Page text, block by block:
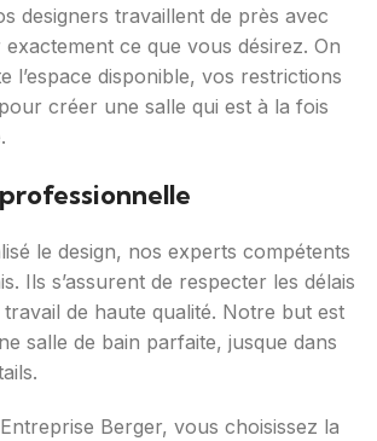
designers travaillent de près avec
ce que vous désirez. On
l’espace disponible, vos restrictions
créer une salle qui est à la fois
le design, nos experts compétents
Ils s’assurent de respecter les délais
de haute qualité. Notre but est
salle de bain parfaite, jusque dans
Berger, vous choisissez la